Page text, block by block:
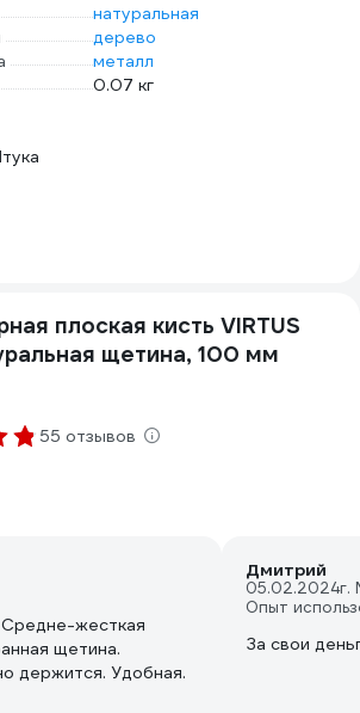
натуральная
дерево
металл
0.07 кг
плоская кисть VIRTUS
щетина, 100 мм
55 отзывов
жесткая
щетина.
держится. Удобная.
Дмитрий
05.02.2024г.
Опыт
За свои